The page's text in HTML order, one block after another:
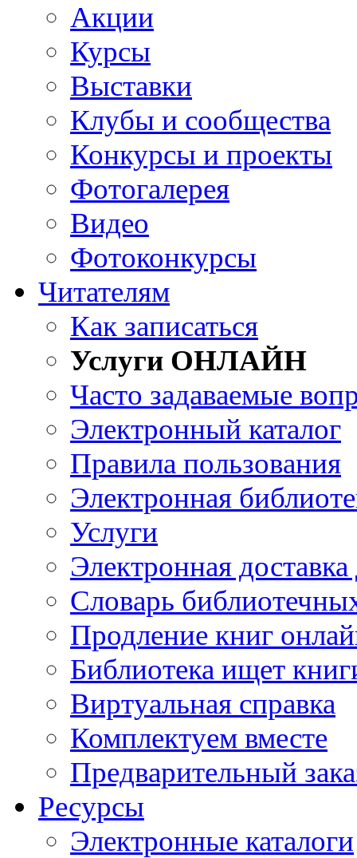
Акции
Курсы
Выставки
Клубы и сообщества
Конкурсы и проекты
Фотогалерея
Видео
Фотоконкурсы
Читателям
Как записаться
Услуги ОНЛАЙН
Часто задаваемые
Электронный каталог
Правила пользования
Электронная
Услуги
Электронная
Словарь
Продление книг
Библиотека ищет
Виртуальная справка
Комплектуем вместе
Предварительный
Ресурсы
Электронные каталоги